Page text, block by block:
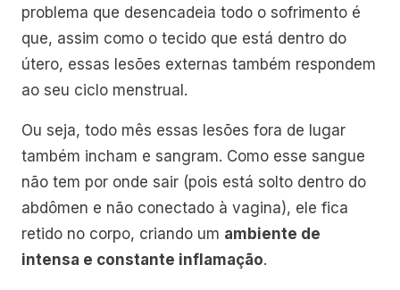
problema que desencadeia todo o sofrimento é
que, assim como o tecido que está dentro do
útero, essas lesões externas também respondem
ao seu ciclo menstrual.
Ou seja, todo mês essas lesões fora de lugar
também incham e sangram. Como esse sangue
não tem por onde sair (pois está solto dentro do
abdômen e não conectado à vagina), ele fica
retido no corpo, criando um ambiente de
intensa e constante inflamação.